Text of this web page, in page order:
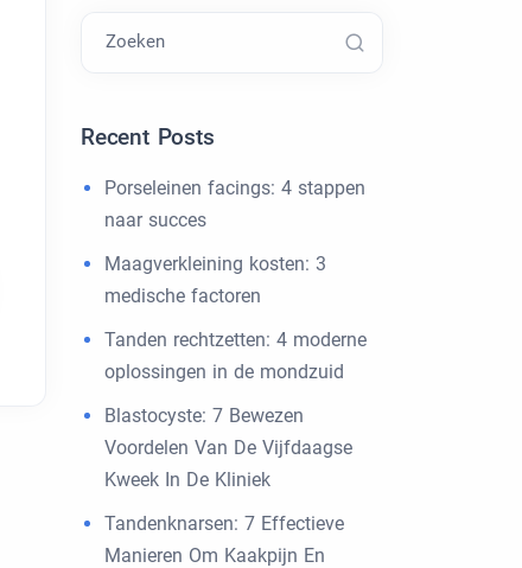
Zoeken
Recent Posts
Porseleinen facings: 4 stappen
naar succes
Maagverkleining kosten: 3
medische factoren
Tanden rechtzetten: 4 moderne
oplossingen in de mondzuid
Blastocyste: 7 Bewezen
Voordelen Van De Vijfdaagse
Kweek In De Kliniek
Tandenknarsen: 7 Effectieve
Manieren Om Kaakpijn En